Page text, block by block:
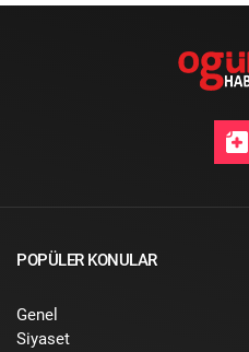
POPÜLER KONULAR
Genel
Siyaset